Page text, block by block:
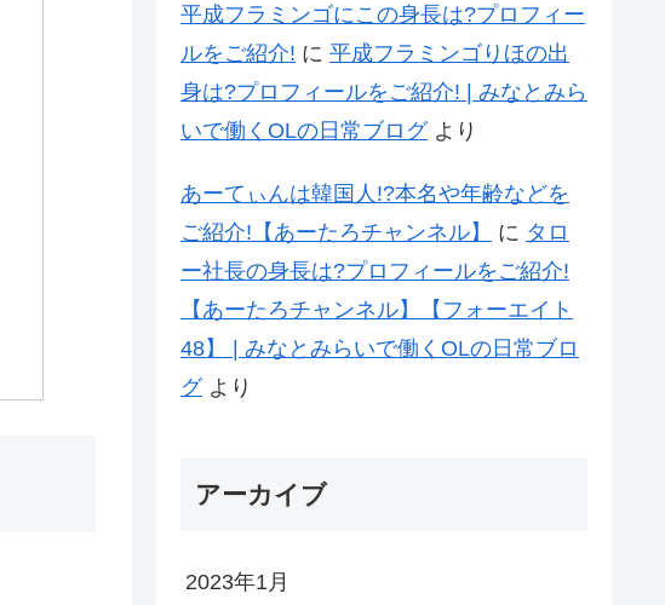
平成フラミンゴにこの身長は?プロフィー
ルをご紹介! に 平成フラミンゴりほの出
身は?プロフィールをご紹介! | みなとみら
いで働くOLの日常ブログより
あーてぃんは韓国人!?本名や年齢などを
ご紹介!【あーたろチャンネル】
に タロ
ー社長の身長は?プロフィールをご紹介!
【あーたろチャンネル】【フォーエイト
48】 | みなとみらいで働くOLの日常ブロ
グより
アーカイブ
2023年1月